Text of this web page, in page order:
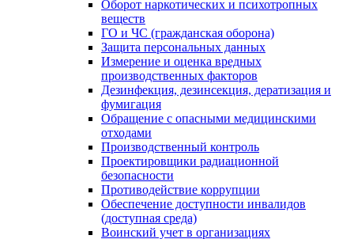
Оборот наркотических и психотропных
веществ
ГО и ЧС (гражданская оборона)
Защита персональных данных
Измерение и оценка вредных
производственных факторов
Дезинфекция, дезинсекция, дератизация и
фумигация
Обращение с опасными медицинскими
отходами
Производственный контроль
Проектировщики радиационной
безопасности
Противодействие коррупции
Обеспечение доступности инвалидов
(доступная среда)
Воинский учет в организациях